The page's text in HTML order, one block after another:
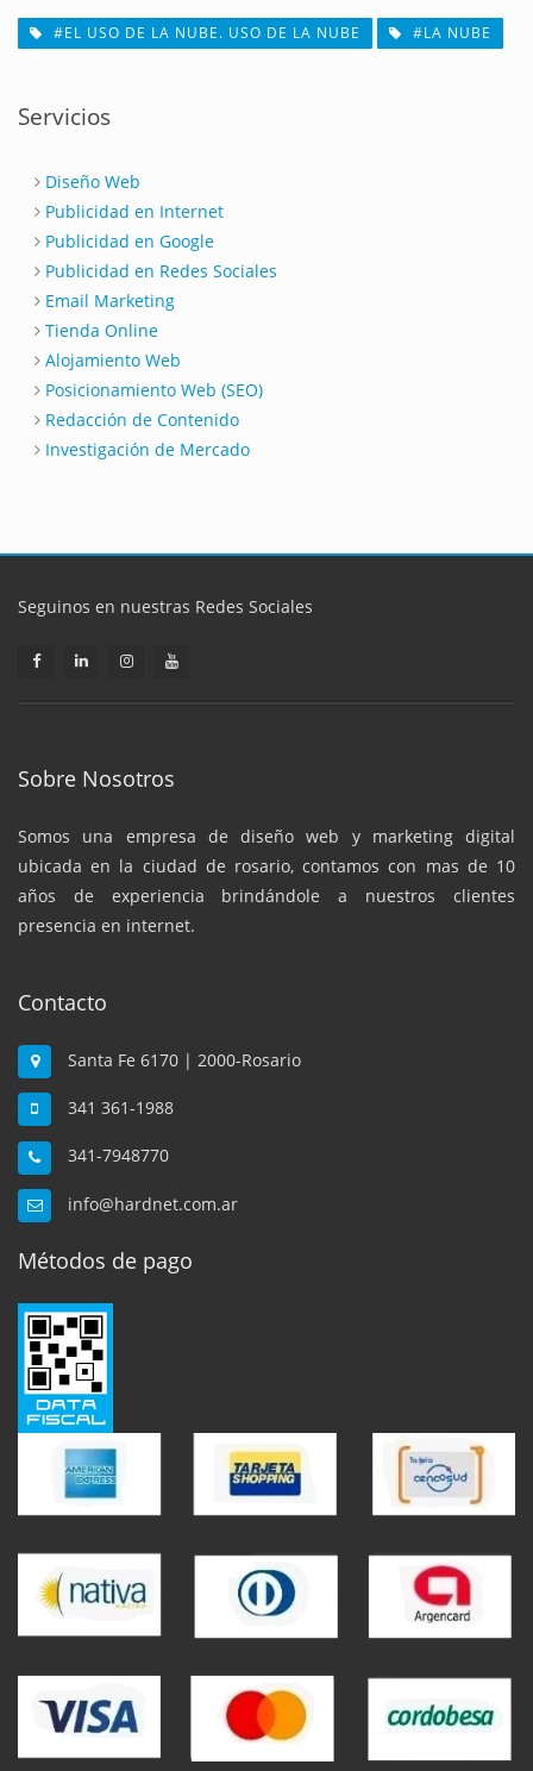
#EL USO DE LA NUBE. USO DE LA NUBE #LA NUBE
Servicios
Diseño Web
Publicidad en Internet
Publicidad en Google
Publicidad en Redes Sociales
Email Marketing
Tienda Online
Alojamiento Web
Posicionamiento Web (SEO)
Redacción de Contenido
Investigación de Mercado
Seguinos en nuestras Redes Sociales
Sobre Nosotros
Somos una empresa de diseño web y marketing digital
ubicada en la ciudad de rosario, contamos con mas de 10
años de experiencia brindándole a nuestros clientes
presencia en internet.
Contacto
Santa Fe 6170 | 2000-Rosario
341 361-1988
341-7948770
info@hardnet.com.ar
Métodos de pago